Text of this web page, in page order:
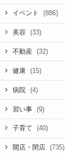
イベント (886)
美容 (33)
不動産 (32)
健康 (15)
病院 (4)
習い事 (9)
子育て (40)
開店・閉店 (735)